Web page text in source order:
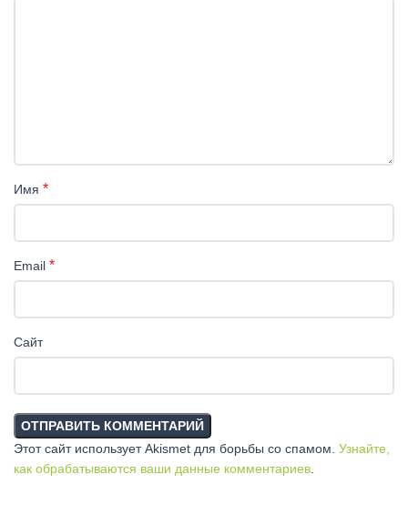
Имя *
Email *
Сайт
Этот сайт использует Akismet для борьбы со спамом. Узнайте,
как обрабатываются ваши данные комментариев